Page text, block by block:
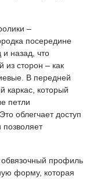
–
посередине
и назад, что
из сторон – как
В передней
каркас, который
петли
облегчает доступ
профиль
форму, которая